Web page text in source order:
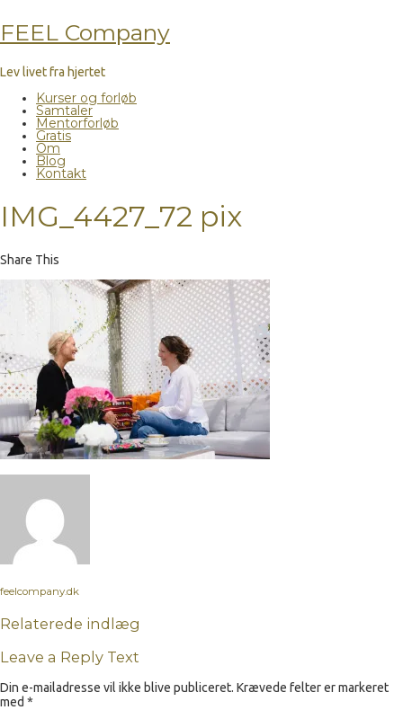
FEEL Company
Lev livet fra hjertet
Kurser og forløb
Samtaler
Mentorforløb
Gratis
Om
Blog
Kontakt
IMG_4427_72 pix
Share This
feelcompany.dk
Relaterede indlæg
Leave a Reply Text
Din e-mailadresse vil ikke blive publiceret. Krævede felter er markeret
med *